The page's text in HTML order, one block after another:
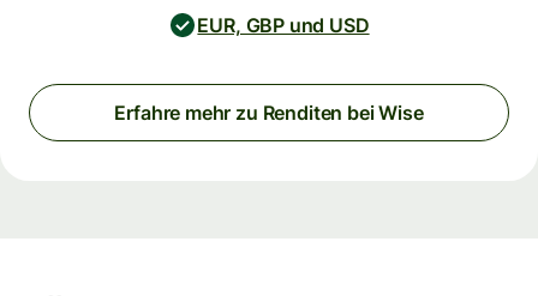
EUR, GBP und USD
Erfahre mehr zu Renditen bei Wise